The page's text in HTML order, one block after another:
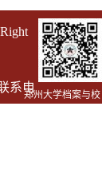
系电
郑州大学档案与校